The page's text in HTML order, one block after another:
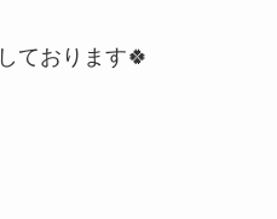
ております🍀